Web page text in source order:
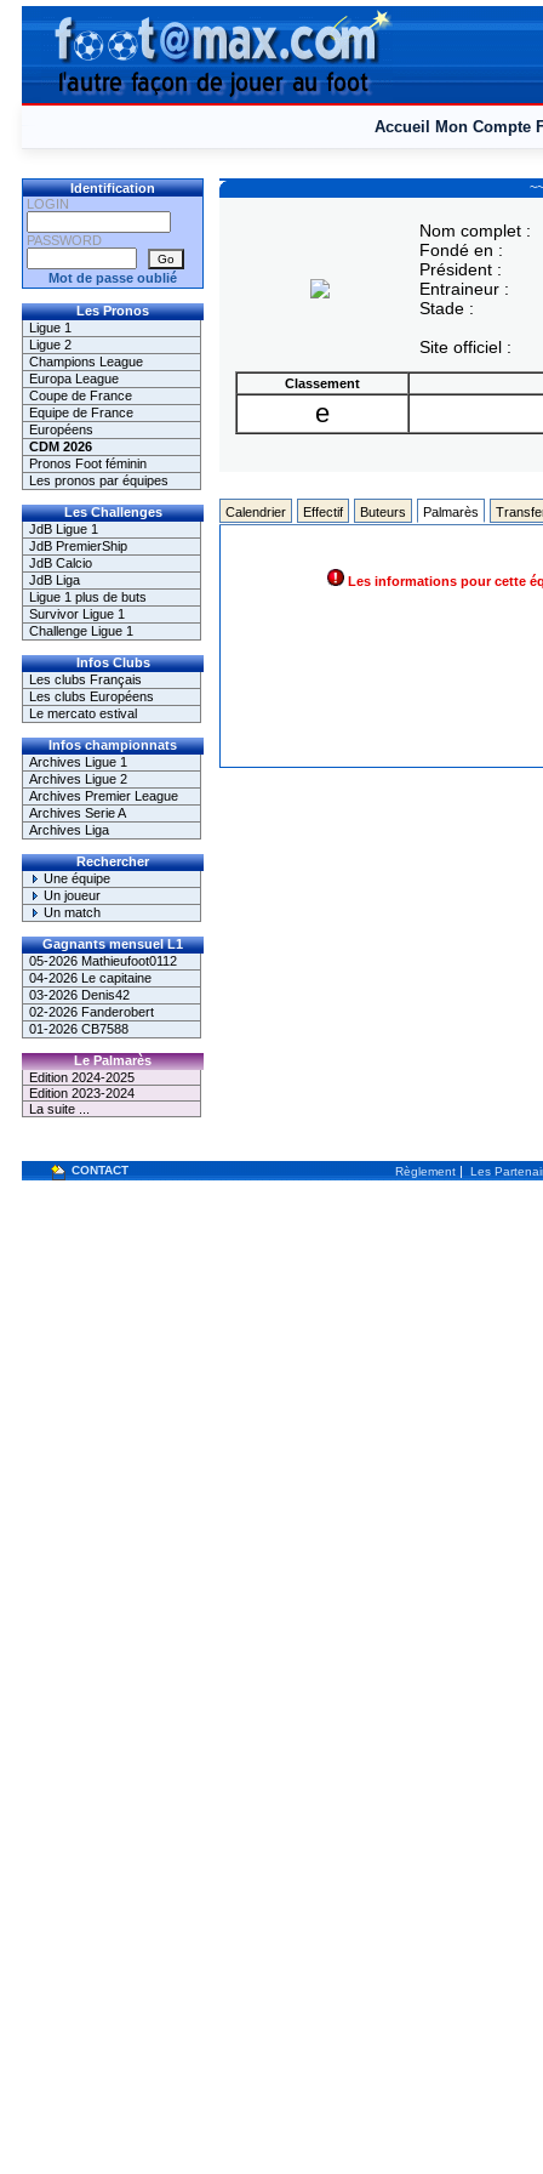
Accueil Mon Compte
Identification
LOGIN
PASSWORD
Mot de passe oublié
Les Pronos
Ligue 1
Ligue 2
Champions League
Europa League
Coupe de France
Equipe de France
Européens
CDM 2026
Pronos Foot féminin
Les pronos par équipes
Les Challenges
JdB Ligue 1
JdB PremierShip
JdB Calcio
JdB Liga
Ligue 1 plus de buts
Survivor Ligue 1
Challenge Ligue 1
Infos Clubs
Les clubs Français
Les clubs Européens
Le mercato estival
Infos championnats
Archives Ligue 1
Archives Ligue 2
Archives Premier League
Archives Serie A
Archives Liga
Rechercher
Une équipe
Un joueur
Un match
Gagnants mensuel L1
05-2026 Mathieufoot0112
04-2026 Le capitaine
03-2026 Denis42
02-2026 Fanderobert
01-2026 CB7588
Le Palmarès
Edition 2024-2025
Edition 2023-2024
La suite ...
Nom complet :
Fondé en :
Président :
Entraineur :
Stade :
Site officiel :
Classement
e
Calendrier Effectif Buteurs Palmarès
Les informations pour cette
CONTACT Règlement | Les